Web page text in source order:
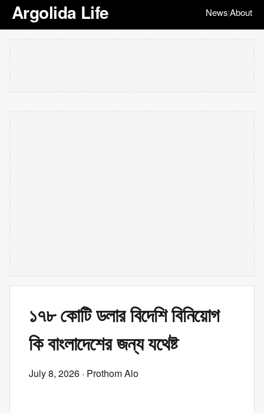
Argolida Life News|About
১৭৮ কোটি ডলার বিদেশি বিনিয়োগ
কি বাংলাদেশের জন্য যথেষ্ট
July 8, 2026 · Prothom Alo